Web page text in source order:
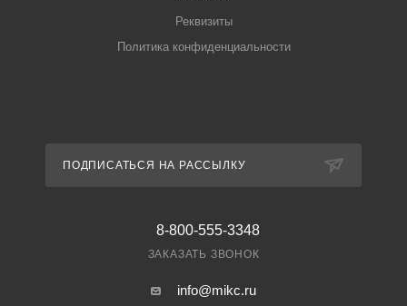
Реквизиты
Политика конфиденциальности
ПОДПИСАТЬСЯ НА РАССЫЛКУ
8-800-555-3348
ЗАКАЗАТЬ ЗВОНОК
info@mikc.ru